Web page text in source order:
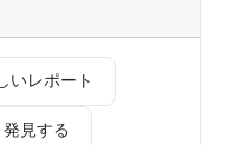
いレポート
発見する